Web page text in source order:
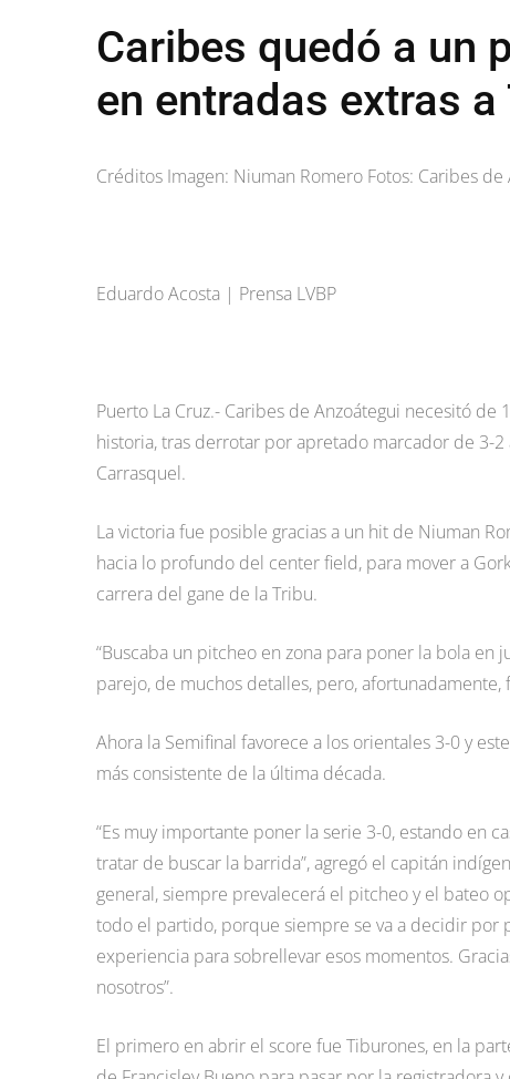
Caribes quedó a un
en entradas extras a
Créditos Imagen: Niuman Romero Fotos: Caribes de
Eduardo Acosta | Prensa LVBP
Puerto La Cruz.- Caribes de Anzoátegui necesitó
historia, tras derrotar por apretado marcador de 3-2
Carrasquel.
La victoria fue posible gracias a un hit de Niuman
hacia lo profundo del center field, para mover a
carrera del gane de la Tribu.
“Buscaba un pitcheo en zona para poner la bola en
parejo, de muchos detalles, pero,
Ahora la Semifinal favorece a los orientales 3-0 y
más consistente de la última década.
“Es muy importante poner la serie 3-0, estando en
tratar de buscar la barrida”, agregó el capitán
general, siempre prevalecerá el pitcheo y el bateo
todo el partido, porque siempre se va a decidir por
experiencia para sobrellevar esos momentos.
nosotros”.
El primero en abrir el score fue Tiburones, en la